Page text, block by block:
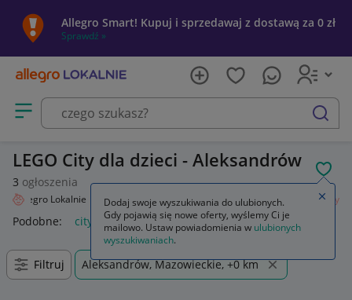
Allegro Smart! Kupuj i sprzedawaj z dostawą za 0 zł
Sprawdź »
Otwórz menu z kategoriami
szukaj
LEGO City dla dzieci - Aleksandrów
3 ogłoszenia
Allegro Lokalnie Dziecko Zabawki Klocki LEGO Zestawy City
Podobne: city lego city lego city policja lego city pociąg
Filtruj Aleksandrów, Mazowieckie, +0 km
Dodaj swoje wyszukiwania do ulubionych.
Gdy pojawią się nowe oferty, wyślemy Ci je
mailowo. Ustaw powiadomienia w ulubionych
wyszukiwaniach.